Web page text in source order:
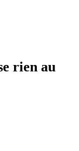
rien au